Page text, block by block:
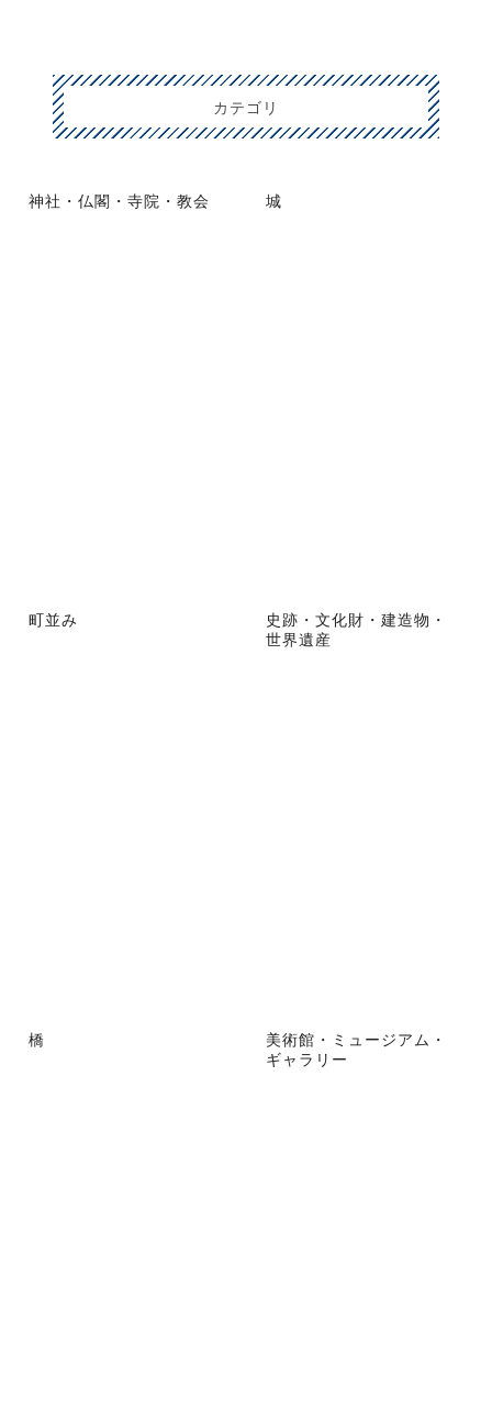
カテゴリ
神社・仏閣・寺院・教会 城
町並み
史跡・文化財・建造物・
世界遺産
橋
美術館・ミュージアム・
ギャラリー